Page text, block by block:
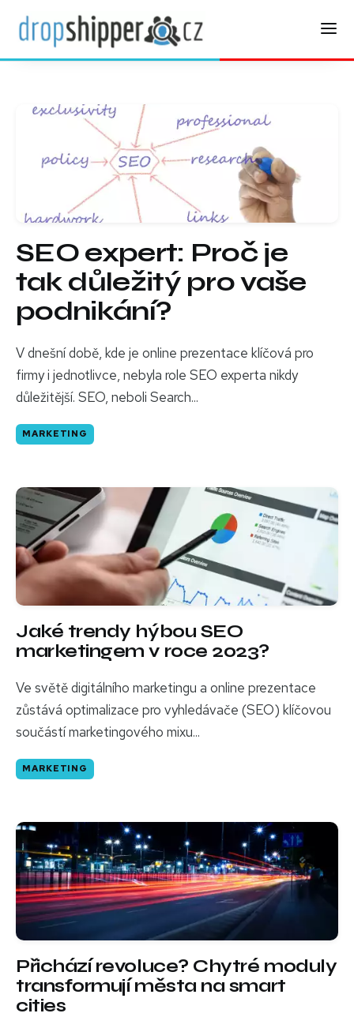
SEO expert: Proč je
tak důležitý pro vaše
podnikání?
V dnešní době, kde je online prezentace klíčová pro
firmy i jednotlivce, nebyla role SEO experta nikdy
důležitější. SEO, neboli Search...
MARKETING
Jaké trendy hýbou SEO
marketingem v roce 2023?
Ve světě digitálního marketingu a online prezentace
zůstává optimalizace pro vyhledávače (SEO) klíčovou
součástí marketingového mixu...
MARKETING
Přichází revoluce? Chytré moduly
transformují města na smart
cities